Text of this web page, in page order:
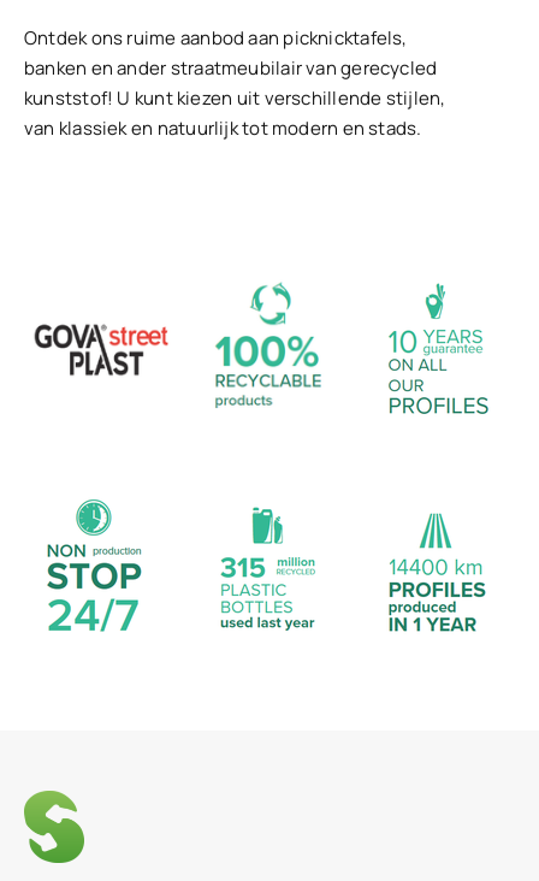
Ontdek ons ruime aanbod aan picknicktafels,
banken en ander straatmeubilair van gerecycled
kunststof! U kunt kiezen uit verschillende stijlen,
van klassiek en natuurlijk tot modern en stads.